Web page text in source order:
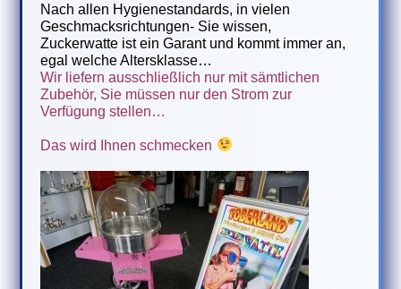
Nach allen Hygienestandards, in vielen
Geschmacksrichtungen- Sie wissen,
Zuckerwatte ist ein Garant und kommt immer an,
egal welche Altersklasse…
Wir liefern ausschließlich nur mit sämtlichen
Zubehör, Sie müssen nur den Strom zur
Verfügung stellen…
Das wird Ihnen schmecken